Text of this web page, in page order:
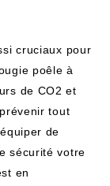
cruciaux pour
poêle à
de CO2 et
tout
de
sécurité votre
en